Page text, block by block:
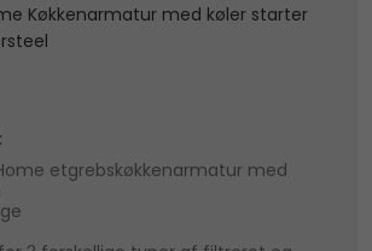
Køkkenarmatur med køler starter
Home etgrebskøkkenarmatur med